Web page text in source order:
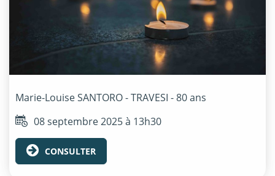
Marie-LouiseSANTORO - TRAVESI - 80 ans
08 septembre 2025 à 13h30
CONSULTER